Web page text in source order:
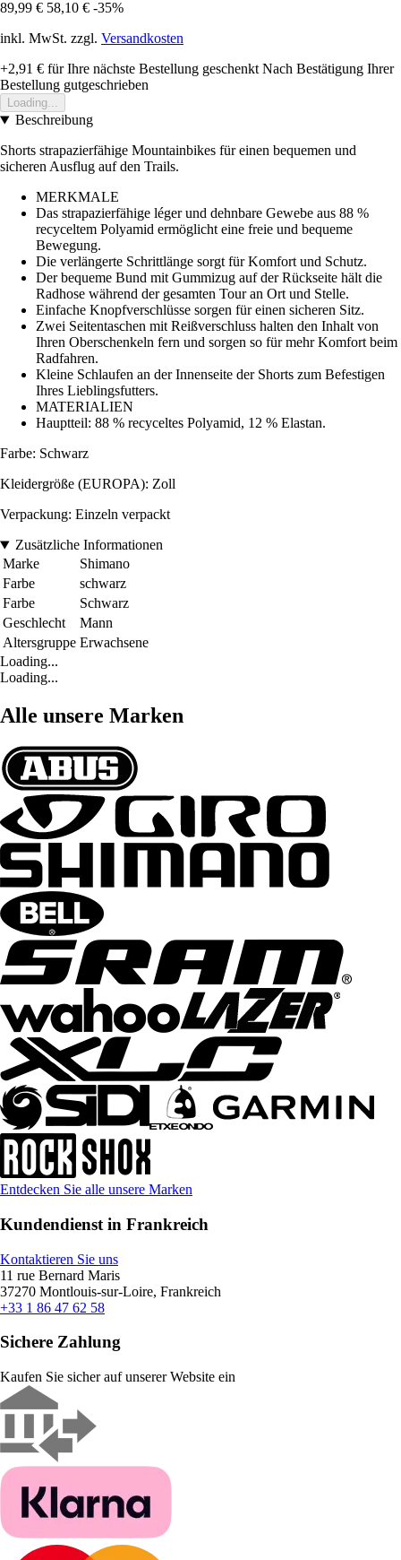
89,99 € 58,10 € -35%
inkl. MwSt. zzgl. Versandkosten
+2,91 € für Ihre nächste Bestellung geschenkt Nach Bestätigung Ihrer
Bestellung gutgeschrieben
Loading...
Beschreibung
Shorts strapazierfähige Mountainbikes für einen bequemen und
sicheren Ausflug auf den Trails.
MERKMALE
Das strapazierfähige léger und dehnbare Gewebe aus 88 %
recyceltem Polyamid ermöglicht eine freie und bequeme
Bewegung.
Die verlängerte Schrittlänge sorgt für Komfort und Schutz.
Der bequeme Bund mit Gummizug auf der Rückseite hält die
Radhose während der gesamten Tour an Ort und Stelle.
Einfache Knopfverschlüsse sorgen für einen sicheren Sitz.
Zwei Seitentaschen mit Reißverschluss halten den Inhalt von
Ihren Oberschenkeln fern und sorgen so für mehr Komfort beim
Radfahren.
Kleine Schlaufen an der Innenseite der Shorts zum Befestigen
Ihres Lieblingsfutters.
MATERIALIEN
Hauptteil: 88 % recyceltes Polyamid, 12 % Elastan.
Farbe: Schwarz
Kleidergröße (EUROPA): Zoll
Verpackung: Einzeln verpackt
Zusätzliche Informationen
Marke
Shimano
Farbe
schwarz
Farbe
Schwarz
Geschlecht
Mann
Altersgruppe Erwachsene
Loading...
Loading...
Alle unsere Marken
Entdecken Sie alle unsere Marken
Kundendienst in Frankreich
Kontaktieren Sie uns
11 rue Bernard Maris
37270 Montlouis-sur-Loire, Frankreich
+33 1 86 47 62 58
Sichere Zahlung
Kaufen Sie sicher auf unserer Website ein